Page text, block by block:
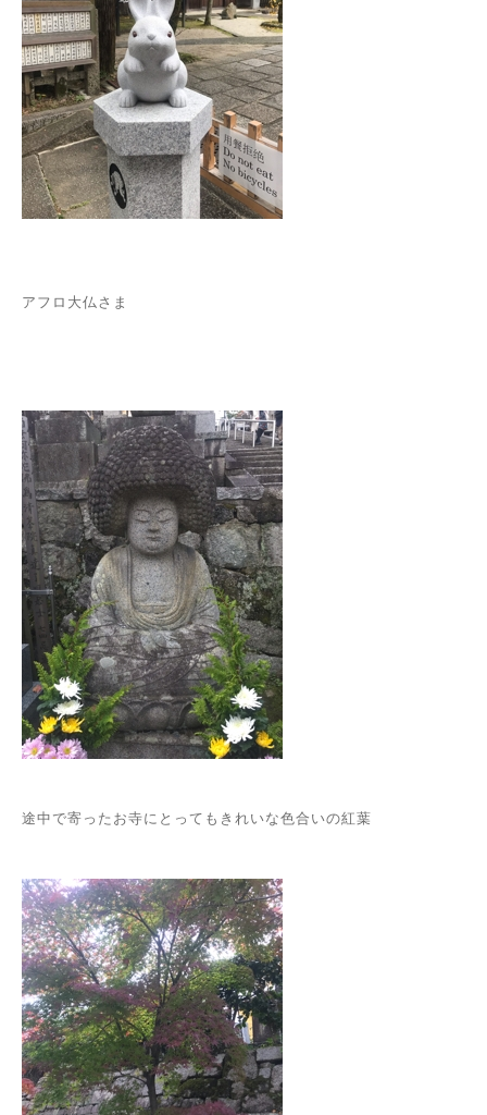
アフロ大仏さま
途中で寄ったお寺にとってもきれいな色合いの紅葉